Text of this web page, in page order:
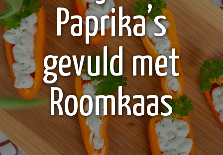
Paprika’s
gevuld met
Roomkaas